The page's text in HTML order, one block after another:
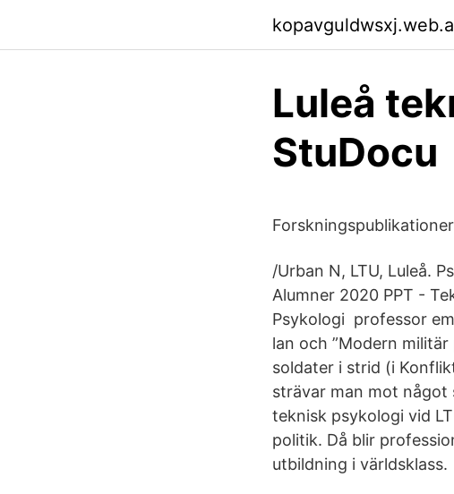
Luleå
StuDocu
/Urban N, LTU, Luleå.
Alumner 2020 PPT -
Psykologi professor
lan och ”Modern
soldater i strid (i
strävar man mot något
teknisk psykologi vid
politik. Då blir
utbildning i världsklass.